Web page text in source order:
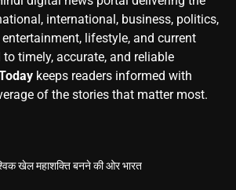
international, business, politics,
lifestyle, and current
timely, accurate, and reliable
keeps readers informed with
of the stories that matter most.
खेल महाशक्ति बनने की ओर भारत